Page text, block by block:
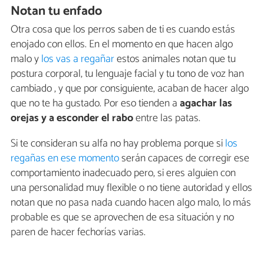
Notan tu enfado
Otra cosa que los perros saben de ti es cuando estás
enojado con ellos. En el momento en que hacen algo
malo ylos vas a regañarestos animales notan que tu
postura corporal, tu lenguaje facial y tu tono de voz han
cambiado , y que por consiguiente, acaban de hacer algo
que no te ha gustado. Por eso tienden aagachar las
orejas y a esconder el raboentre las patas.
Si te consideran su alfa no hay problema porque silos
regañas en ese momentoserán capaces de corregir ese
comportamiento inadecuado pero, si eres alguien con
una personalidad muy flexible o no tiene autoridad y ellos
notan que no pasa nada cuando hacen algo malo, lo más
probable es que se aprovechen de esa situación y no
paren de hacer fechorías varias.